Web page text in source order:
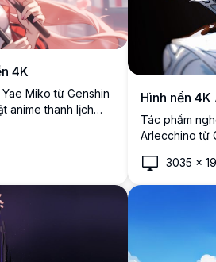
4K
Miko từ Genshin
anime thanh lịch
Hình nền
Tác phẩm
Arlecchino từ
kịch tính và
cho những
nền desktop
3035 ×